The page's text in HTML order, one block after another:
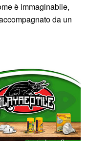
è immaginabile,
da un